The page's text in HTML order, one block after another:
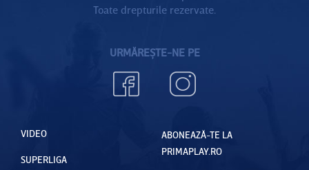
Toate drepturile rezervate.
URMĂREȘTE-NE PE
VIDEO
SUPERLIGA
ABONEAZĂ-TE LA
PRIMAPLAY.RO